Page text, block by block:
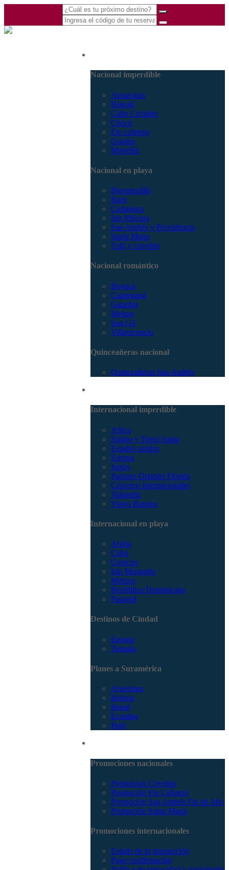
Nacional imperdible
Amazonas
Bogotá
Caño Cristales
Chocó
Eje cafetero
Guajira
Medellín
Nacional en playa
Barranquilla
Barú
Cartagena
Isla Múcura
San Andrés y Providencia
Santa Marta
Tolú y coveñas
Nacional romántico
Boyacá
Capurganá
Girardot
Melgar
San Gil
Villavicencio
Quinceañeras nacional
Quinceañeras San Andrés
Internacional imperdible
Africa
Egipto y Tierra Santa
Estados unidos
Europa
Japón
Parques Orlando Florida
Cruceros internacionales
Tailandia
Viajes Baratos
Internacional en playa
Aruba
Cuba
Curacao
Isla Margarita
México
República Dominicana
Panamá
Destinos de Ciudad
Europa
Turquía
Planes a Suramérica
Argentina
Bolivia
Brasil
Ecuador
Perú
Promociones nacionales
Promocion Coveñas
Promoción Eje Cafetero
Promoción San Andrés Fin de Año
Promoción Santa Marta
Promociones internacionales
Estado de tu transacción
Pago confirmación